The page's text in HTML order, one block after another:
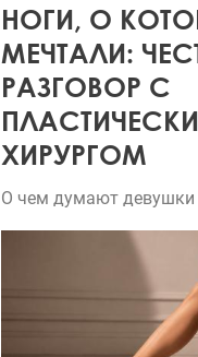
НОГИ, О
МЕЧТАЛИ:
РАЗГОВОР С
ХИРУРГОМ
О чем думают девушки